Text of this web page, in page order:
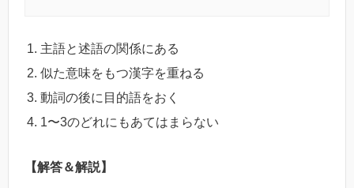
主語と述語の関係にある
似た意味をもつ漢字を重ねる
動詞の後に目的語をおく
1〜3のどれにもあてはまらない
【解答＆解説】